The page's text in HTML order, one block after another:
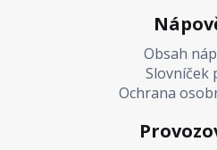
Obsah
Slovníček
Ochrana